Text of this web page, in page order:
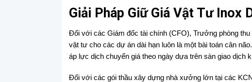
Giải Pháp Giữ Giá Vật Tư Inox
Đối với các Giám đốc tài chính (CFO), Trưởng phòng
vật tư cho các dự án dài hạn luôn là một bài toán cân
áp lực dịch chuyển giá theo ngày dựa trên sàn giao dịch
Đối với các gói thầu xây dựng nhà xưởng lớn tại các